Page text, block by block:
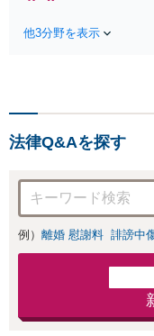
他3分野を表示
法律Q&Aを探す
例） 離婚 慰謝料 誹謗中